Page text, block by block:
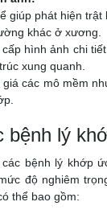
giúp phát hiện trật
khác ở xương.
cấp hình ảnh chi
xung quanh.
giá các mô mềm
bệnh lý
bệnh lý khớp
độ nghiêm
thể bao gồm: